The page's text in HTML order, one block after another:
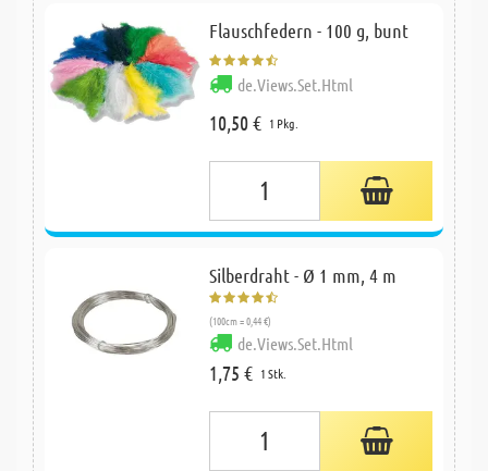
Flauschfedern - 100 g, bunt
de.Views.Set.Html
10,50 € 1 Pkg.
Silberdraht - Ø 1 mm, 4 m
(100cm = 0,44 €)
de.Views.Set.Html
1,75 € 1 Stk.